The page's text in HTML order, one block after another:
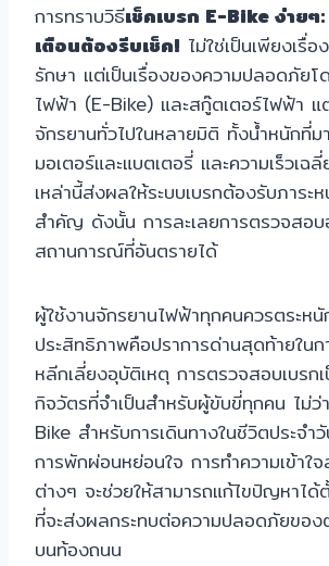
การทราบวิธีเช็คเบรก E-Bike ง่า
เตือนต้องรีบเช็ค! ไม่ใช่เป็นเพียงเรื่
รักษา แต่เป็นเรื่องของความปลอดภัย
ไฟฟ้า (E-Bike) และสกู๊ตเตอร์ไฟฟ้า แ
จักรยานทั่วไปในหลายมิติ ทั้งน้ำหนักที่ม
มอเตอร์และแบตเตอรี่ และความเร็วเ
เหล่านี้ส่งผลให้ระบบเบรกต้องรับภาระ
สำคัญ ดังนั้น การละเลยการตรวจสอบ
สถานการณ์ที่อันตรายได้
ผู้ใช้งานจักรยานไฟฟ้าทุกคนควรตระหนั
ประสิทธิภาพคือปราการด่านสุดท้ายใน
หลีกเลี่ยงอุบัติเหตุ การตรวจสอบเบรกเ
กิจวัตรที่จำเป็นสำหรับผู้ขับขี่ทุกคน ไม่ว่
Bike สำหรับการเดินทางในชีวิตประจำ
การพักผ่อนหย่อนใจ การทำความเข้า
ต่างๆ จะช่วยให้สามารถแก้ไขปัญหาไ
ที่จะส่งผลกระทบต่อความปลอดภัยของ
บนท้องถนน